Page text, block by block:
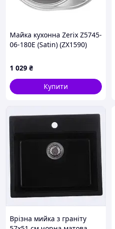
Майка кухонна Zerix Z5745-
06-180E (Satin) (ZX1590)
1 029 ₴
Купити
Врізна мийка з граніту